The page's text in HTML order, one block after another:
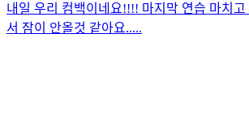
내일 우리 컴백이네요!!!! 마지막 연습 마치고
서 잠이 안올것 같아요.....